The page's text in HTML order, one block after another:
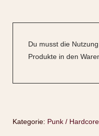
Du musst die
Produkte in den
Kategorie: Punk /